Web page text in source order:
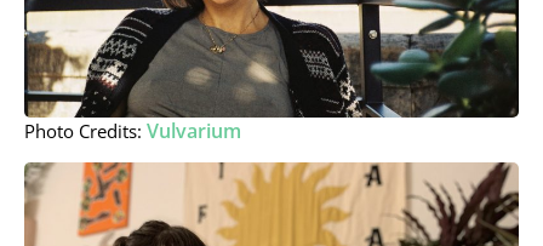
Photo Credits: Vulvarium